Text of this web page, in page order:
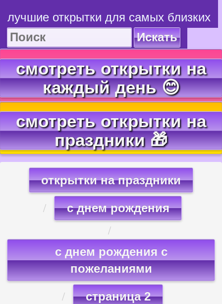
лучшие открытки для самых близких
Искать
смотреть открытки на
каждый день 😊
смотреть открытки на
праздники 🎁
открытки на праздники
с днем рождения
с днем рождения с
пожеланиями
страница 2